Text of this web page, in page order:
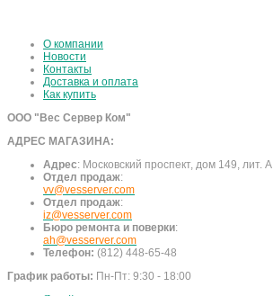
О компании
Новости
Контакты
Доставка и оплата
Как купить
ООО "Вес Сервер Ком"
АДРЕС МАГАЗИНА:
Адрес: Московский проспект, дом 149, лит. А
Отдел продаж:
vv@vesserver.com
Отдел продаж:
iz@vesserver.com
Бюро ремонта и поверки:
ah@vesserver.com
Телефон: (812) 448-65-48
График работы: Пн-Пт: 9:30 - 18:00